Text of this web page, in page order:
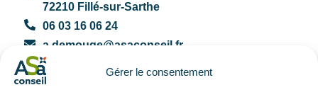
Gérer le consentement
72210 Fillé-sur-Sarthe
06 03 16 06 24
a.demouge@asaconseil.fr
Nos prestations
Audit